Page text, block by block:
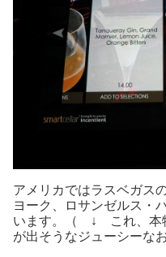
アメリカではラスベガス
ヨーク、ロサンゼルス・
います。（ ↓ これ、本
が出そうなジューシーなお